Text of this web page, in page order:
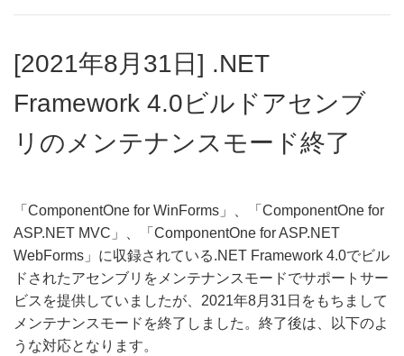
[2021年8月31日] .NET
Framework 4.0ビルドアセンブ
リのメンテナンスモード終了
「ComponentOne for WinForms」、「ComponentOne for
ASP.NET MVC」、「ComponentOne for ASP.NET
WebForms」に収録されている.NET Framework 4.0でビル
ドされたアセンブリをメンテナンスモードでサポートサー
ビスを提供していましたが、2021年8月31日をもちまして
メンテナンスモードを終了しました。終了後は、以下のよ
うな対応となります。